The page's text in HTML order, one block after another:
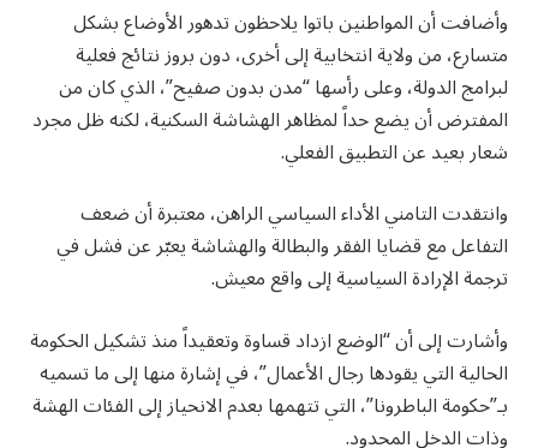
وأضافت أن المواطنين باتوا يلاحظون تدهور الأوضاع بشكل
متسارع، من ولاية انتخابية إلى أخرى، دون بروز نتائج فعلية
لبرامج الدولة، وعلى رأسها “مدن بدون صفيح”، الذي كان من
المفترض أن يضع حداً لمظاهر الهشاشة السكنية، لكنه ظل مجرد
شعار بعيد عن التطبيق الفعلي.
وانتقدت التامني الأداء السياسي الراهن، معتبرة أن ضعف
التفاعل مع قضايا الفقر والبطالة والهشاشة يعبّر عن فشل في
ترجمة الإرادة السياسية إلى واقع معيش.
وأشارت إلى أن “الوضع ازداد قساوة وتعقيداً منذ تشكيل الحكومة
الحالية التي يقودها رجال الأعمال”، في إشارة منها إلى ما تسميه
بـ”حكومة الباطرونا”، التي تتهمها بعدم الانحياز إلى الفئات الهشة
وذات الدخل المحدود.